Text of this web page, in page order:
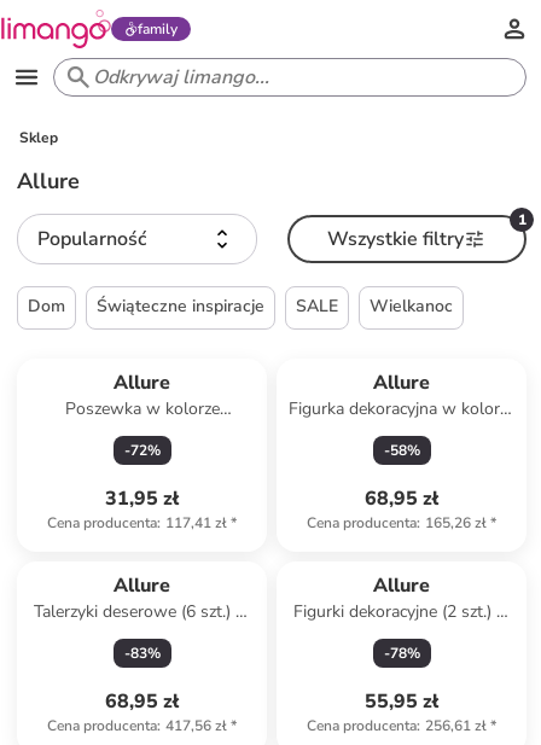
family
Sklep
Allure
Popularność
1
Wszystkie filtry
Dom Świąteczne inspiracje SALE Wielkanoc
Allure
Poszewka w kolorze
beżowym na poduszkę
-72%
31,95 zł
Cena producenta: 117,41 zł*
Allure
Figurka dekoracyjna w kolorze
zielonym - wys. 17 x Ø 6 cm
-58%
68,95 zł
Cena producenta: 165,26 zł*
Allure
Talerzyki deserowe (6 szt.) w
kolorze biało-zielonym - Ø
19,3 cm
-83%
68,95 zł
Cena producenta: 417,56 zł*
Allure
Figurki dekoracyjne (2 szt.) w
kolorze biało-czarnym
-78%
55,95 zł
Cena producenta: 256,61 zł*